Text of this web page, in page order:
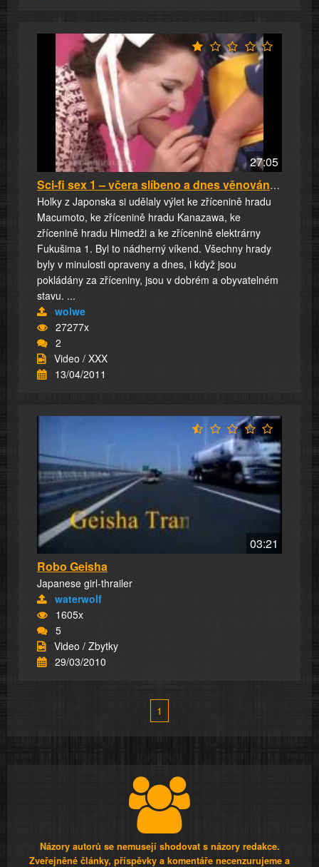
27:05
Sci-fi sex 1 – včera slíbeno a dnes věnováno ...
Holky z Japonska si udělaly výlet ke zřícenině hradu
Macumoto, ke zřícenině hradu Kanazawa, ke
zřícenině hradu Himedži a ke zřícenině elektrárny
Fukušima 1. Byl to nádherný víkend. Všechny hrady
byly v minulosti opraveny a dnes, i když jsou
pokládány za zříceniny, jsou v dobrém a obyvatelném
stavu. ...
wolwe
27277x
2
Video / XXX
13/04/2011
03:21
Robo Geisha
Japanese girl-thrailer
waterwolf
1605x
5
Video / Zbytky
29/03/2010
1
Názory autorů se nemusejí shodovat s názory redakce.
Zveřejněné články, příspěvky a komentáře necenzurujeme a